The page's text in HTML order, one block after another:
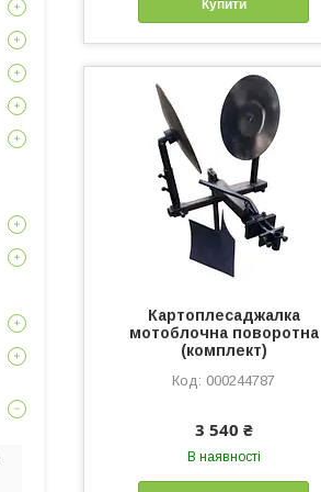
Купити
Картоплесаджалка
мотоблочна поворотна
(комплект)
000244787
3 540 ₴
В наявності